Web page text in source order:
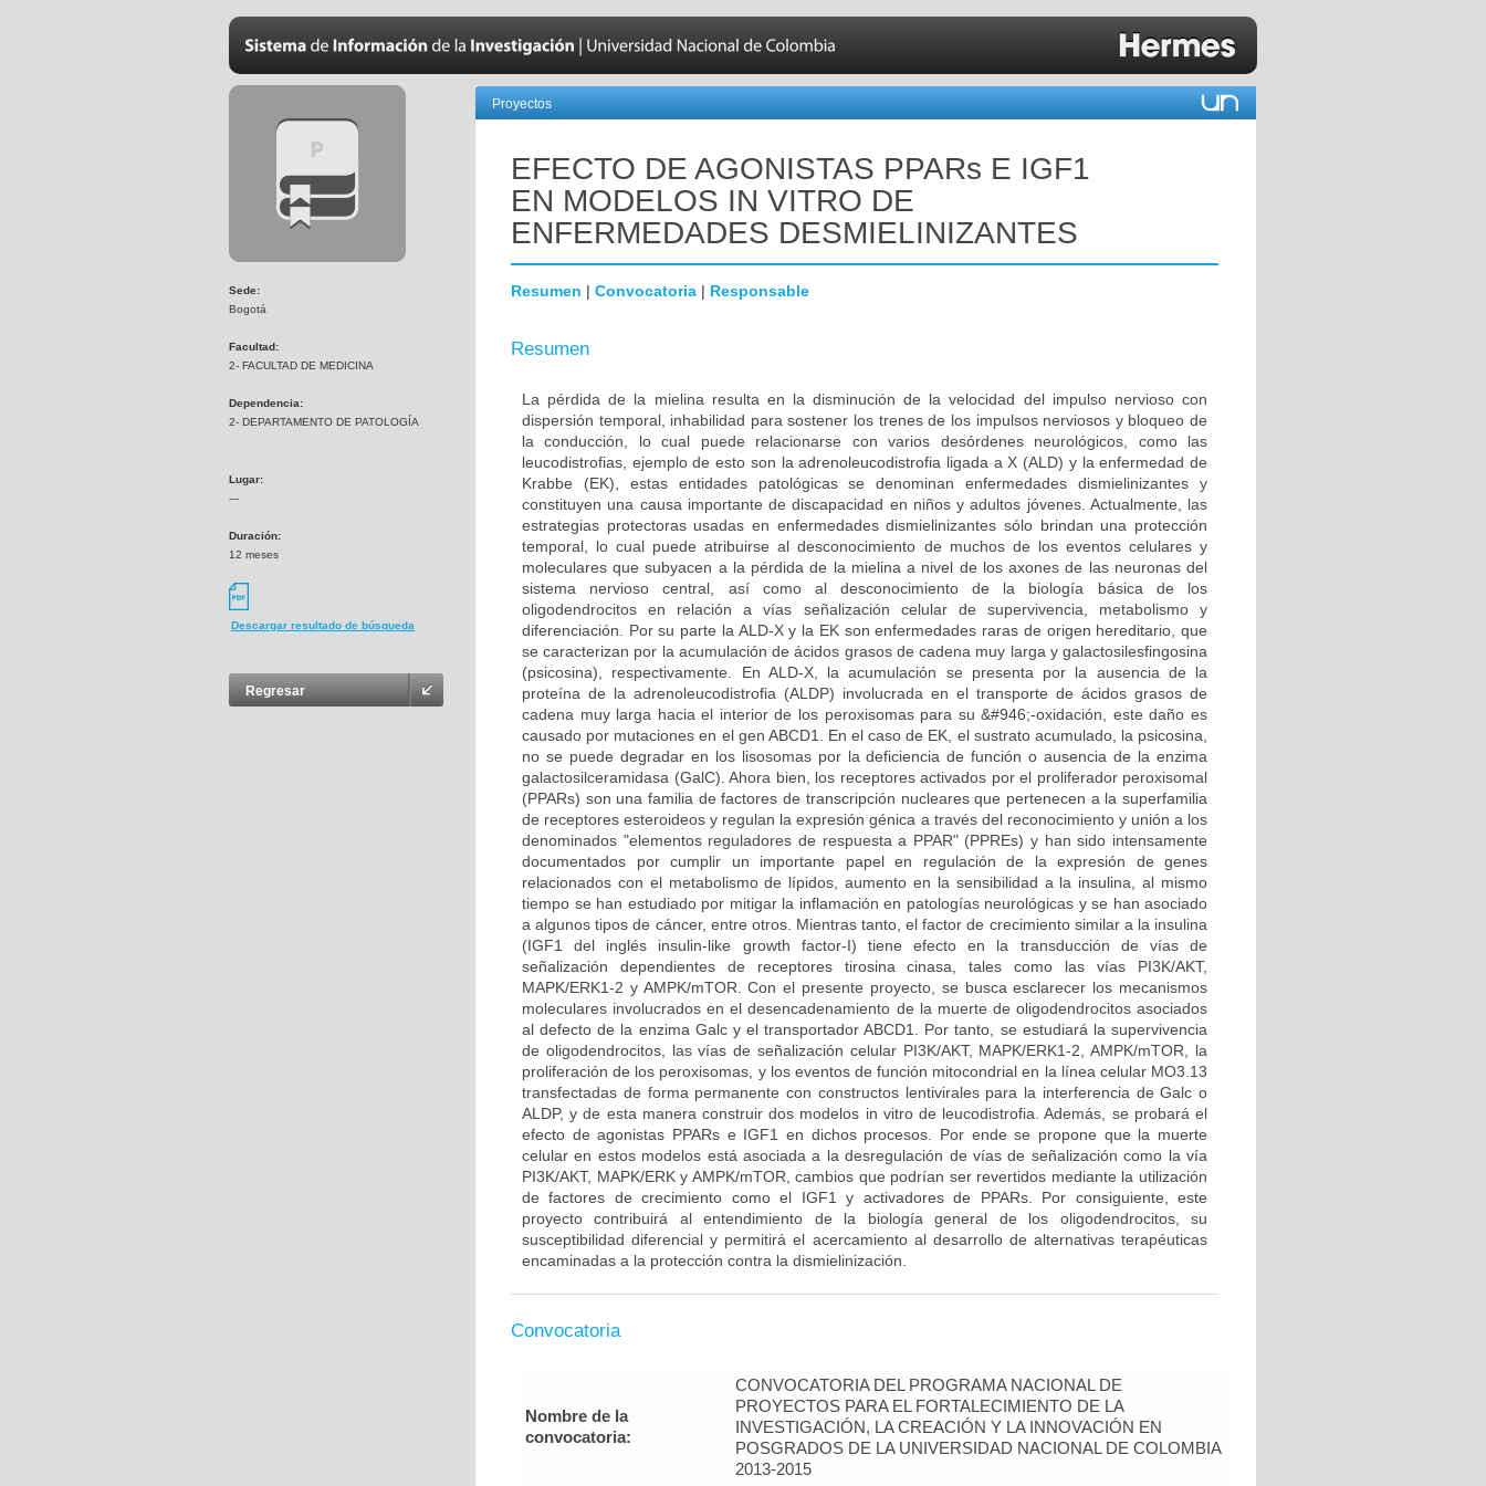
Sede:
Bogotá
Facultad:
2- FACULTAD DE MEDICINA
Dependencia:
2- DEPARTAMENTO DE PATOLOGÍA
Lugar:
---
Duración:
12 meses
Descargar resultado de búsqueda
Regresar
Proyectos
EFECTO DE AGONISTAS PPARs E IGF1
EN MODELOS IN VITRO DE
ENFERMEDADES DESMIELINIZANTES
Resumen | Convocatoria | Responsable
Resumen
La pérdida de la mielina resulta en la disminución de la velocidad del impulso nervioso con
dispersión temporal, inhabilidad para sostener los trenes de los impulsos nerviosos y bloqueo de
la conducción, lo cual puede relacionarse con varios desórdenes neurológicos, como las
leucodistrofias, ejemplo de esto son la adrenoleucodistrofia ligada a X (ALD) y la enfermedad de
Krabbe (EK), estas entidades patológicas se denominan enfermedades dismielinizantes y
constituyen una causa importante de discapacidad en niños y adultos jóvenes. Actualmente, las
estrategias protectoras usadas en enfermedades dismielinizantes sólo brindan una protección
temporal, lo cual puede atribuirse al desconocimiento de muchos de los eventos celulares y
moleculares que subyacen a la pérdida de la mielina a nivel de los axones de las neuronas del
sistema nervioso central, así como al desconocimiento de la biología básica de los
oligodendrocitos en relación a vías señalización celular de supervivencia, metabolismo y
diferenciación. Por su parte la ALD-X y la EK son enfermedades raras de origen hereditario, que
se caracterizan por la acumulación de ácidos grasos de cadena muy larga y galactosilesfingosina
(psicosina), respectivamente. En ALD-X, la acumulación se presenta por la ausencia de la
proteína de la adrenoleucodistrofia (ALDP) involucrada en el transporte de ácidos grasos de
cadena muy larga hacia el interior de los peroxisomas para su &#946;-oxidación, este daño es
causado por mutaciones en el gen ABCD1. En el caso de EK, el sustrato acumulado, la psicosina,
no se puede degradar en los lisosomas por la deficiencia de función o ausencia de la enzima
galactosilceramidasa (GalC). Ahora bien, los receptores activados por el proliferador peroxisomal
(PPARs) son una familia de factores de transcripción nucleares que pertenecen a la superfamilia
de receptores esteroideos y regulan la expresión génica a través del reconocimiento y unión a los
denominados "elementos reguladores de respuesta a PPAR" (PPREs) y han sido intensamente
documentados por cumplir un importante papel en regulación de la expresión de genes
relacionados con el metabolismo de lípidos, aumento en la sensibilidad a la insulina, al mismo
tiempo se han estudiado por mitigar la inflamación en patologías neurológicas y se han asociado
a algunos tipos de cáncer, entre otros. Mientras tanto, el factor de crecimiento similar a la insulina
(IGF1 del inglés insulin-like growth factor-I) tiene efecto en la transducción de vías de
señalización dependientes de receptores tirosina cinasa, tales como las vías PI3K/AKT,
MAPK/ERK1-2 y AMPK/mTOR. Con el presente proyecto, se busca esclarecer los mecanismos
moleculares involucrados en el desencadenamiento de la muerte de oligodendrocitos asociados
al defecto de la enzima Galc y el transportador ABCD1. Por tanto, se estudiará la supervivencia
de oligodendrocitos, las vías de señalización celular PI3K/AKT, MAPK/ERK1-2, AMPK/mTOR, la
proliferación de los peroxisomas, y los eventos de función mitocondrial en la línea celular MO3.13
transfectadas de forma permanente con constructos lentivirales para la interferencia de Galc o
ALDP, y de esta manera construir dos modelos in vitro de leucodistrofia. Además, se probará el
efecto de agonistas PPARs e IGF1 en dichos procesos. Por ende se propone que la muerte
celular en estos modelos está asociada a la desregulación de vías de señalización como la vía
PI3K/AKT, MAPK/ERK y AMPK/mTOR, cambios que podrían ser revertidos mediante la utilización
de factores de crecimiento como el IGF1 y activadores de PPARs. Por consiguiente, este
proyecto contribuirá al entendimiento de la biología general de los oligodendrocitos, su
susceptibilidad diferencial y permitirá el acercamiento al desarrollo de alternativas terapéuticas
encaminadas a la protección contra la dismielinización.
Convocatoria
Nombre de la
convocatoria:
CONVOCATORIA DEL PROGRAMA NACIONAL DE
PROYECTOS PARA EL FORTALECIMIENTO DE LA
INVESTIGACIÓN, LA CREACIÓN Y LA INNOVACIÓN EN
POSGRADOS DE LA UNIVERSIDAD NACIONAL DE COLOMBIA
2013-2015